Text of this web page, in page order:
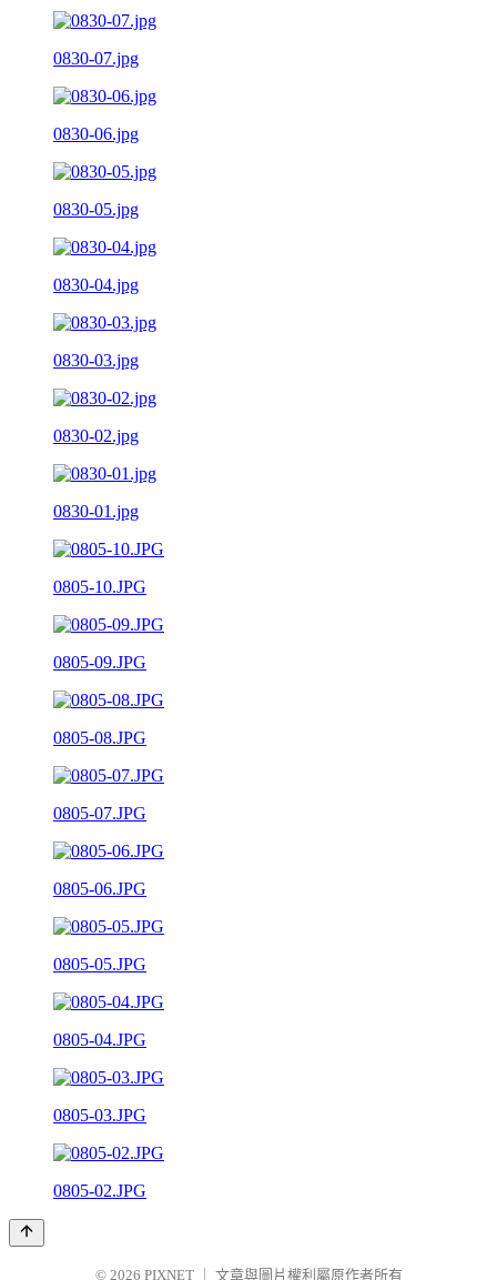
0830-07.jpg
0830-06.jpg
0830-05.jpg
0830-04.jpg
0830-03.jpg
0830-02.jpg
0830-01.jpg
0805-10.JPG
0805-09.JPG
0805-08.JPG
0805-07.JPG
0805-06.JPG
0805-05.JPG
0805-04.JPG
0805-03.JPG
0805-02.JPG
© 2026 PIXNET 文章與圖片權利屬原作者所有